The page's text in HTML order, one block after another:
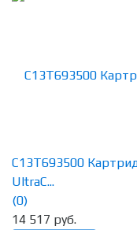
C13T693500
UltraC...
(0)
14 517 руб.